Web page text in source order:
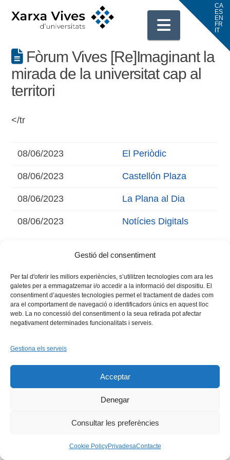
Gestió del consentiment
Per tal d'oferir les millors experiències, s’utilitzen tecnologies com ara les
galetes per a emmagatzemar i/o accedir a la informació del dispositiu. El
consentiment d’aquestes tecnologies permet el tractament de dades com
ara el comportament de navegació o identificadors únics en aquest lloc
web. La no concessió del consentiment o la seua retirada pot afectar
negativament determinades funcionalitats i serveis.
Gestiona els serveis
Acceptar
Denegar
Consultar les preferències
Cookie PolicyPrivadesaContacte
Fòrum Vives [Re]Imaginant la
mirada de la universitat cap al
territori
</tr
08/06/2023 El Periòdic
08/06/2023 Castellón Plaza
08/06/2023 La Plana al Dia
08/06/2023 Notícies Digitals
Instagram
Flickr
INICI QUI SOM
PROGRAMES
DESENVOLUPAMENT SOSTENIBLE
AVÍS LEGAL PRIVADESA
Copyright © 2026 -Xarxa Vives d'Universitats